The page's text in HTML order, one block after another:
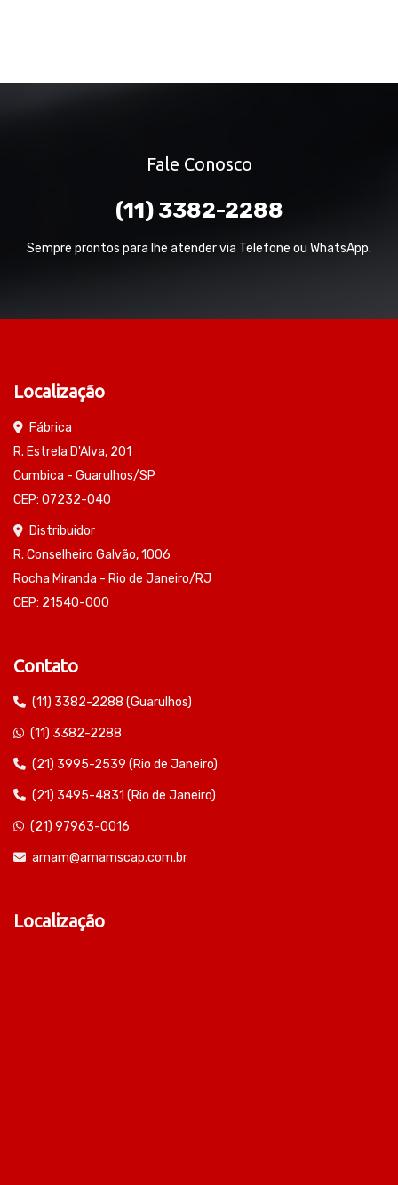
Fale Conosco
(11) 3382-2288
Sempre prontos para lhe atender via Telefone ou WhatsApp.
Localização
Fábrica
R. Estrela D'Alva, 201
Cumbica - Guarulhos/SP
CEP: 07232-040
Distribuidor
R. Conselheiro Galvão, 1006
Rocha Miranda - Rio de Janeiro/RJ
CEP: 21540-000
Contato
(11) 3382-2288 (Guarulhos)
(11) 3382-2288
(21) 3995-2539 (Rio de Janeiro)
(21) 3495-4831 (Rio de Janeiro)
(21) 97963-0016
amam@amamscap.com.br
Localização